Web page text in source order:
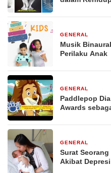
GENERAL
Musik
Perilaku Anak
GENERAL
Paddlepop
Awards
GENERAL
Surat
Akibat